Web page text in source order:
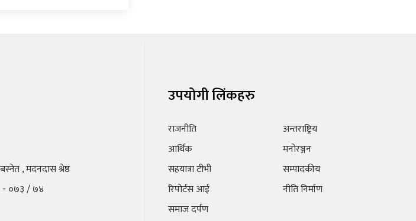
, मदनदास श्रेष्ठ
- ०७३ / ७४
उपयोगी लिंकहरु
राजनीति
आर्थिक
सहयात्रा टीभी
रिपोर्टस आई
समाज दर्पण
अन्तराष्ट्रिय
मनोरञ्जन
सम्पादकीय
नीति निर्माण